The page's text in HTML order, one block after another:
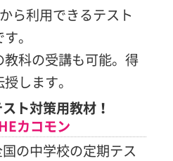
ら利用できるテスト
。
科の受講も可能。得
します。
ト対策用教材！
カコモン
の中学校の定期テス